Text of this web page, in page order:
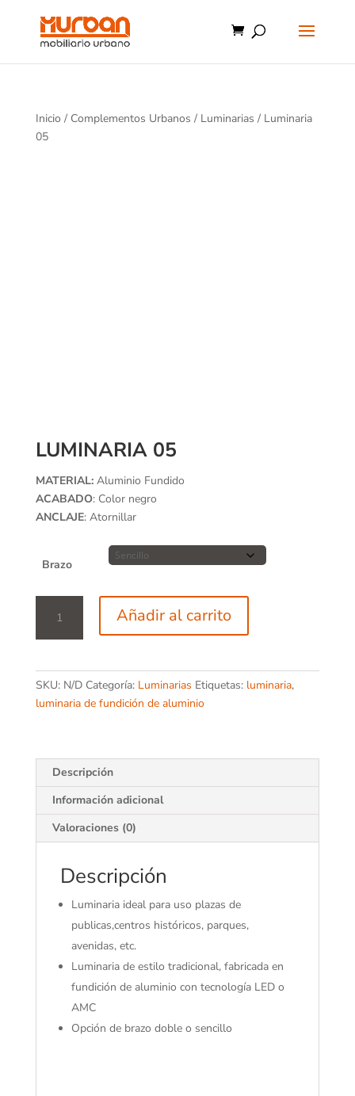
Inicio / Complementos Urbanos / Luminarias / Luminaria
05
LUMINARIA 05
MATERIAL:Aluminio Fundido
ACABADO: Color negro
ANCLAJE: Atornillar
Brazo
cantidad
Añadir al carrito
SKU: N/D Categoría: Luminarias Etiquetas: luminaria,
luminaria de fundición de aluminio
Descripción
Información adicional
Valoraciones (0)
Descripción
Luminaria ideal para uso plazas de
publicas,centros históricos, parques,
avenidas, etc.
Luminaria de estilo tradicional, fabricada en
fundición de aluminio con tecnología LED o
AMC
Opción de brazo doble o sencillo